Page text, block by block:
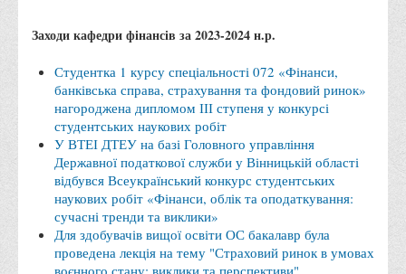
Історія інституту
Інститут сьогодні
Місія та цілі
Про порядок надання публічної інформації
Публічна інформація
Заходи запобігання протиправним діям
Антикорупційні заходи
Протидія тероризму та насиллю
Як розпізнати глорифікацію збройної агресії РФ проти
Заходи кафедри фінансів за 2023-2024 н.р.
Студентка 1 курсу спеціальності 072 «Фінанси,
банківська справа, страхування та фондовий ринок»
нагороджена дипломом ІІІ ступеня у конкурсі
студентських наукових робіт
У ВТЕІ ДТЕУ на базі Головного управління
Державної податкової служби у Вінницькій області
відбувся Всеукраїнський конкурс студентських
наукових робіт «Фінанси, облік та оподаткування:
сучасні тренди та виклики»
Для здобувачів вищої освіти ОС бакалавр була
проведена лекція на тему "Страховий ринок в умовах
воєнного стану: виклики та перспективи"